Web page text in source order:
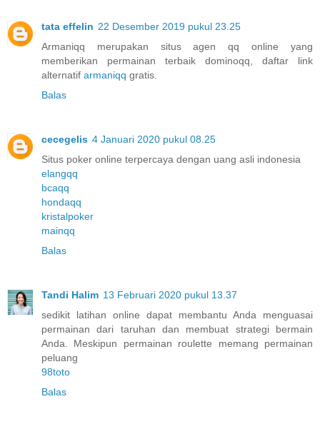
tata effelin 22 Desember 2019 pukul 23.25
Armaniqq merupakan situs agen qq online yang
memberikan permainan terbaik dominoqq, daftar link
alternatif armaniqq gratis.
Balas
cecegelis 4 Januari 2020 pukul 08.25
Situs poker online terpercaya dengan uang asli indonesia
elangqq
bcaqq
hondaqq
kristalpoker
mainqq
Balas
Tandi Halim 13 Februari 2020 pukul 13.37
sedikit latihan online dapat membantu Anda menguasai
permainan dari taruhan dan membuat strategi bermain
Anda. Meskipun permainan roulette memang permainan
peluang
98toto
Balas